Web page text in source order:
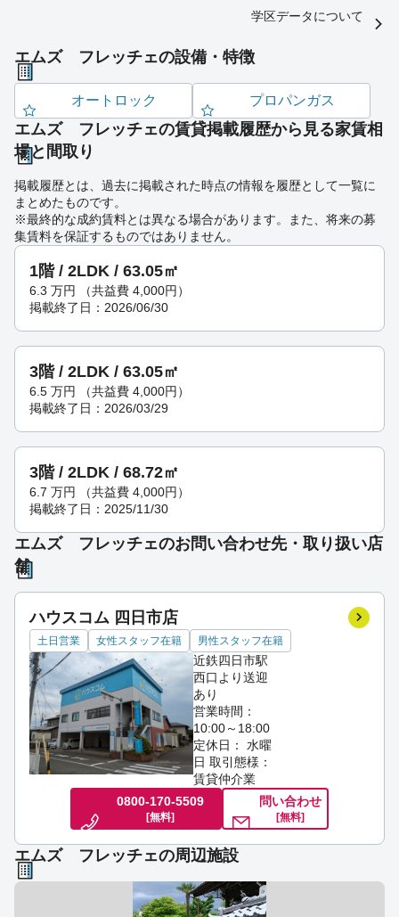
学区データについて
エムズ フレッチェの設備・特徴
オートロック プロパンガス
エムズ フレッチェの賃貸掲載履歴から見る家賃相
場と間取り
掲載履歴とは、過去に掲載された時点の情報を履歴として一覧に
まとめたものです。
※最終的な成約賃料とは異なる場合があります。また、将来の募
集賃料を保証するものではありません。
1階 / 2LDK / 63.05㎡
6.3 万円 （共益費 4,000円）
掲載終了日：2026/06/30
3階 / 2LDK / 63.05㎡
6.5 万円 （共益費 4,000円）
掲載終了日：2026/03/29
3階 / 2LDK / 68.72㎡
6.7 万円 （共益費 4,000円）
掲載終了日：2025/11/30
エムズ フレッチェのお問い合わせ先・取り扱い店
舗
ハウスコム 四日市店
土日営業 女性スタッフ在籍 男性スタッフ在籍
近鉄四日市駅
西口より送迎
あり
営業時間：
10:00～18:00
定休日： 水曜
日 取引態様：
賃貸仲介業
0800-170-5509
[無料]
問い合わせ
[無料]
エムズ フレッチェの周辺施設